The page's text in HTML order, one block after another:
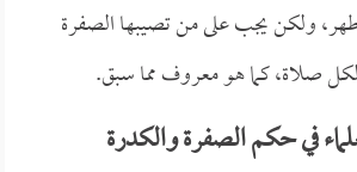
ولكن يجب على من تصيبها الصفرة
صلاة، كما هو معروف مما سبق.
في حكم الصفرة والكدرة